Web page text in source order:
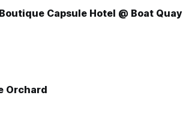
Capsule Hotel @ Boat Quay
Orchard